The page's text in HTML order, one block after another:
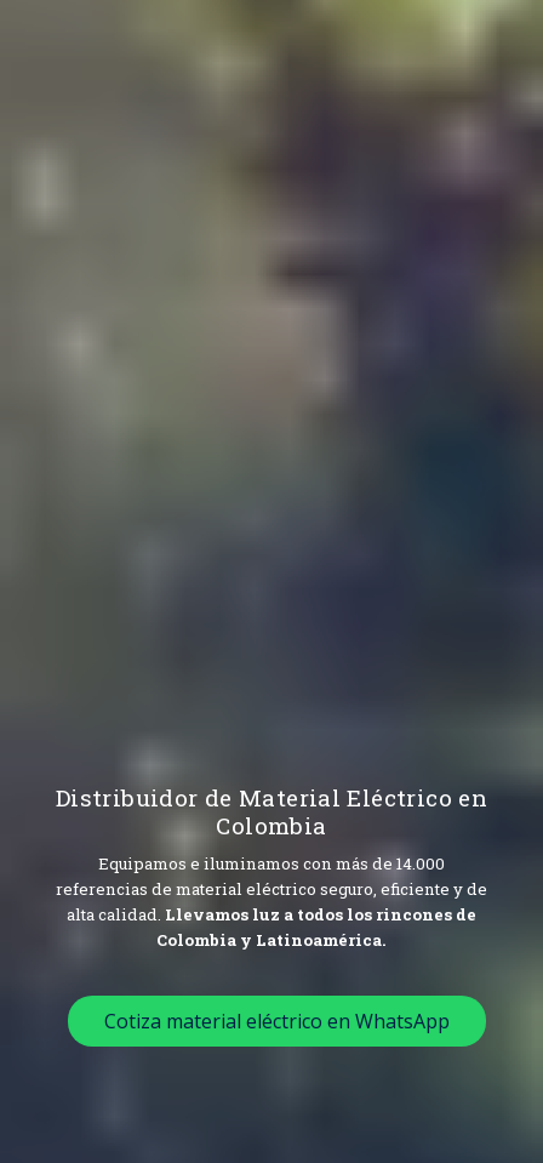
Distribuidor de Material Eléctrico en
Colombia
Equipamos e iluminamos con más de 14.000
referencias de material eléctrico seguro, eficiente y de
alta calidad. Llevamos luz a todos los rincones de
Colombia y Latinoamérica.
Cotiza material eléctrico en WhatsApp